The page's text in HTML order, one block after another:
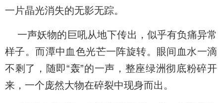
一片晶光消失的无影无踪。
一声妖物的巨吼从地下传出，似乎有负痛异常
样子。而潭中血色光芒一阵旋转。眼间血水一滴
不剩了，随即“轰”的一声，整座绿洲彻底粉碎开
来，一个庞然大物在碎裂中现身而出。